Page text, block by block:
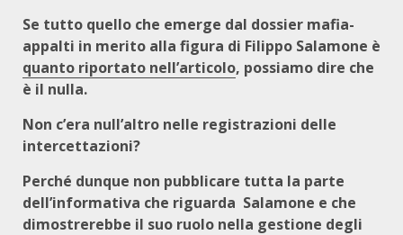
Se tutto quello che emerge dal dossier mafia-
appalti in merito alla figura di Filippo Salamone è
quanto riportato nell’articolo, possiamo dire che
è il nulla.
Non c’era null’altro nelle registrazioni delle
intercettazioni?
Perché dunque non pubblicare tutta la parte
dell’informativa che riguarda Salamone e che
dimostrerebbe il suo ruolo nella gestione degli